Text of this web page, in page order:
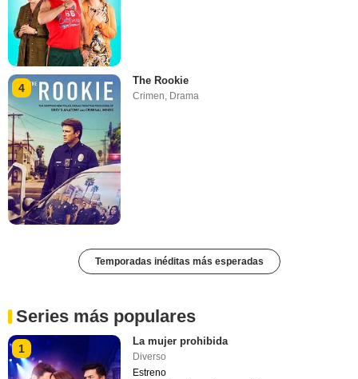
4
The Rookie
Crimen Drama
Temporadas inéditas más esperadas
Series más populares
1
La mujer prohibida
Diverso
Estreno